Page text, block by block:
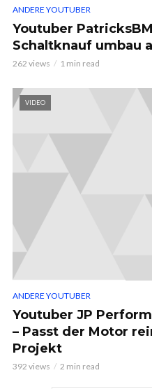
ANDERE YOUTUBER
Youtuber
Schaltknauf umbau
262 views 1 min read
VIDEO
ANDERE YOUTUBER
Youtuber JP
– Passt der Motor
Projekt
392 views 2 min read